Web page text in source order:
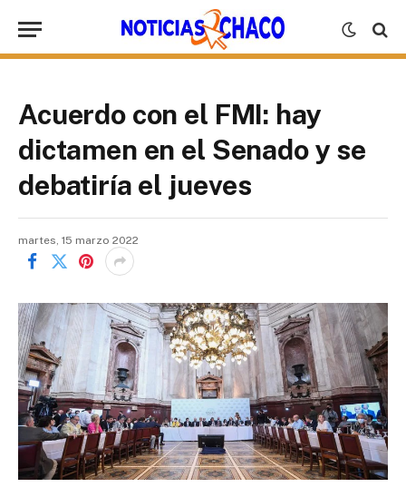
Acuerdo con el FMI: hay
dictamen en el Senado y se
debatiría el jueves
martes, 15 marzo 2022